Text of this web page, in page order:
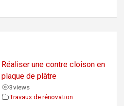
Réaliser une contre cloison en
plaque de plâtre
3views
Travaux de rénovation